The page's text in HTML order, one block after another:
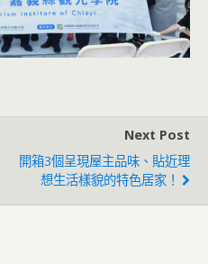
Next Post
開箱3個呈現屋主品味、貼近理
想生活樣貌的特色居家！